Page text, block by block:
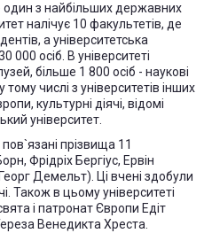
один з найбільших державних
налічує 10 факультетів, де
а університетська
осіб. В університеті
більше 1 800 осіб - наукові
числі з університетів інших
культурні діячі, відомі
університет.
прізвища 11
Фрідріх Бергіус, Ервін
Демельт). Ці вчені здобули
Також в цьому університеті
і патронат Європи Едіт
Венедикта Хреста.